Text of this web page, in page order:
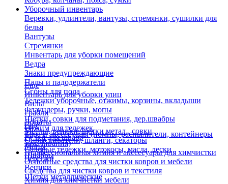
Уборочный инвентарь
Веревки, удлинтели, вантузы, стремянки, сушилки для
белья
Вантузы
Стремянки
Инвентарь для уборки помещений
Ведра
Знаки предупреждающие
Пады и падодержатели
Сгоны для пола
Тележки уборочные, отжимы, корзины, вкладыши
Флаундеры, ручки, мопы
Щетки, совки для подметания, дер.швабры
Отжим для тележек
Ручки для швабр
Мопы
Швабры
Еще
Инвентарь для уборки улиц
Вилы
Грабли
Лопаты
Метлы, веники, щетки метал., совки
Опрыскиватели, шланги, секаторы
Садовые тележки, мотокосы, масла, лески
Черенки
Веники
Щетки металлические
Еще
Тара и аксессуары (помпы, распылители, контейнеры
замачивания)
Профессиональная химия и акссесуары для химчистки
Основные средства для чистки ковров и мебели
Средства для чистки ковров и текстиля
Химия для химчистки мебели